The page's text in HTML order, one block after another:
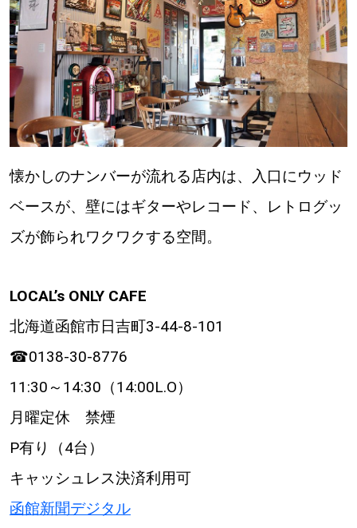
懐かしのナンバーが流れる店内は、入口にウッド
ベースが、壁にはギターやレコード、レトログッ
ズが飾られワクワクする空間。
LOCAL’s ONLY CAFE
北海道函館市日吉町3-44-8-101
☎0138-30-8776
11:30～14:30（14:00L.O）
月曜定休 禁煙
P有り（4台）
キャッシュレス決済利用可
函館新聞デジタル